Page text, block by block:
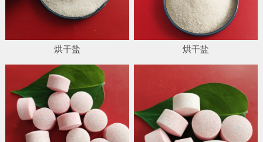
烘干盐 烘干盐